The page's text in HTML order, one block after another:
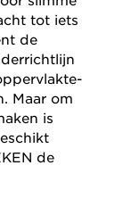
tot iets
de
Maar om
is
de